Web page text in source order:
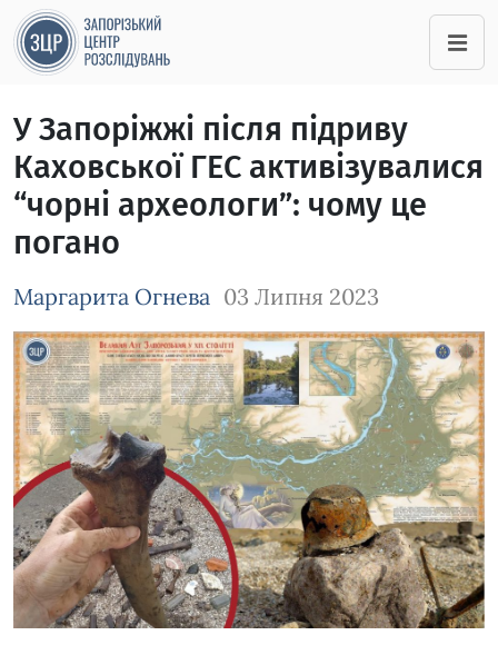
У Запоріжжі після підриву
Каховської ГЕС активізувалися
“чорні археологи”: чому це
погано
Маргарита Огнева 03 Липня 2023
Зображення завантажується